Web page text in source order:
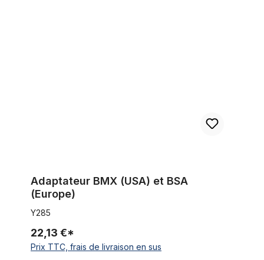
Adaptateur BMX (USA) et BSA
(Europe)
Y285
22,13 €*
Prix TTC, frais de livraison en sus